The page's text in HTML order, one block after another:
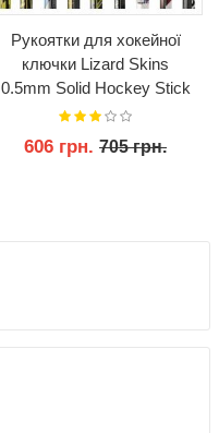
Рукоятки для хокейної
ключки Lizard Skins
0.5mm Solid Hockey Stick
Grip Tape-99см.
606 грн. 705 грн.